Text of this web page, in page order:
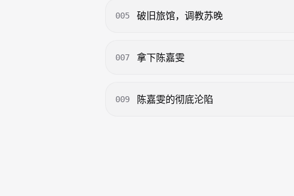
005 破旧旅馆，调教苏晚
007 拿下陈嘉雯
009 陈嘉雯的彻底沦陷